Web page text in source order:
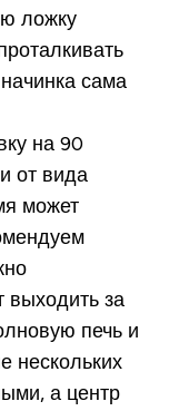
ложку
сама
на 90
от вида
может
выходить за
печь и
нескольких
а центр